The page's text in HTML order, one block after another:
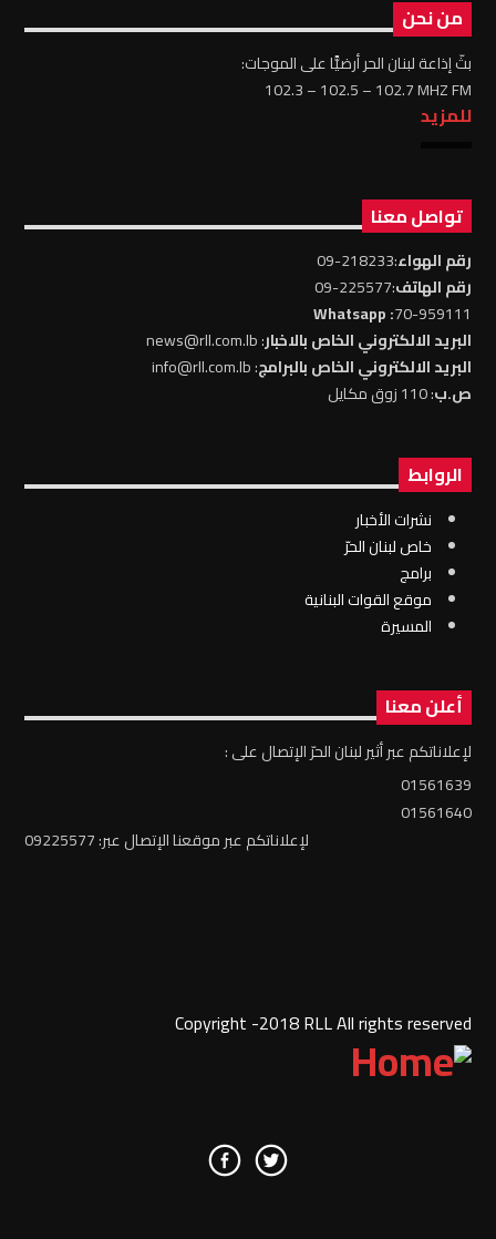
من نحن
بثّ إذاعة لبنان الحر أرضيًّا على الموجات:
102.3 – 102.5 – 102.7 MHZ FM
للمزيد
تواصل معنا
رقم الهواء:218233-09
رقم الهاتف:225577-09
70-959111
: Whatsapp
البريد الالكتروني الخاص بالاخبار: news@rll.com.lb
البريد الالكتروني الخاص بالبرامج: info@rll.com.lb
ص.ب: 110 زوق مكايل
الروابط
نشرات الأخبار
خاص لبنان الحرّ
برامج
موقع القوات البنانية
المسيرة
أعلن معنا
لإعلاناتكم عبر أثير لبنان الحرّ الإتصال على :
01561639
01561640
لإعلاناتكم عبر موقعنا الإتصال عبر: 09225577
Copyright -2018 RLL All rights reserved